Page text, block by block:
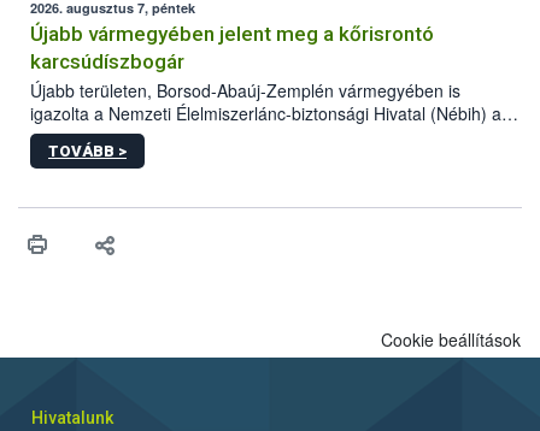
összegyűjtötte az illegális növényvédő szerek kapcsán
előforduló árulkodó jeleket, valamint a webáruházakból való
vásárlás kockázatait.
2026. augusztus 7, péntek
Újabb vármegyében jelent meg a kőrisrontó
karcsúdíszbogár
Újabb területen, Borsod-Abaúj-Zemplén vármegyében is
igazolta a Nemzeti Élelmiszerlánc-biztonsági Hivatal (Nébih) a
kőrisrontó karcsúdíszbogár (Agrilus planipennis) jelenlétét. A
kártevőt nem csak színcsapdában találták meg, de már fertőzött
az intenzív felderítést, emellett az intézkedéseket a szlovák
TOVÁBB >
Cookie beállítások
Hivatalunk